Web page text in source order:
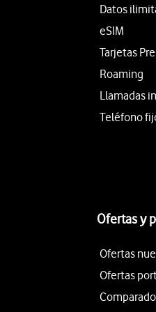
Datos
eSIM
Tarjetas
Roaming
Llamadas
Teléfono
Ofertas y
Ofertas
Ofertas